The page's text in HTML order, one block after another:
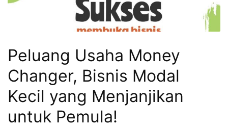
Peluang Usaha Money
Changer, Bisnis Modal
Kecil yang Menjanjikan
untuk Pemula!